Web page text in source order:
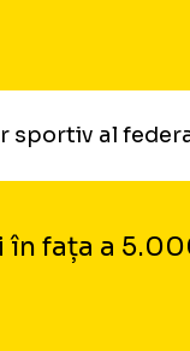
sportiv al
în fața a